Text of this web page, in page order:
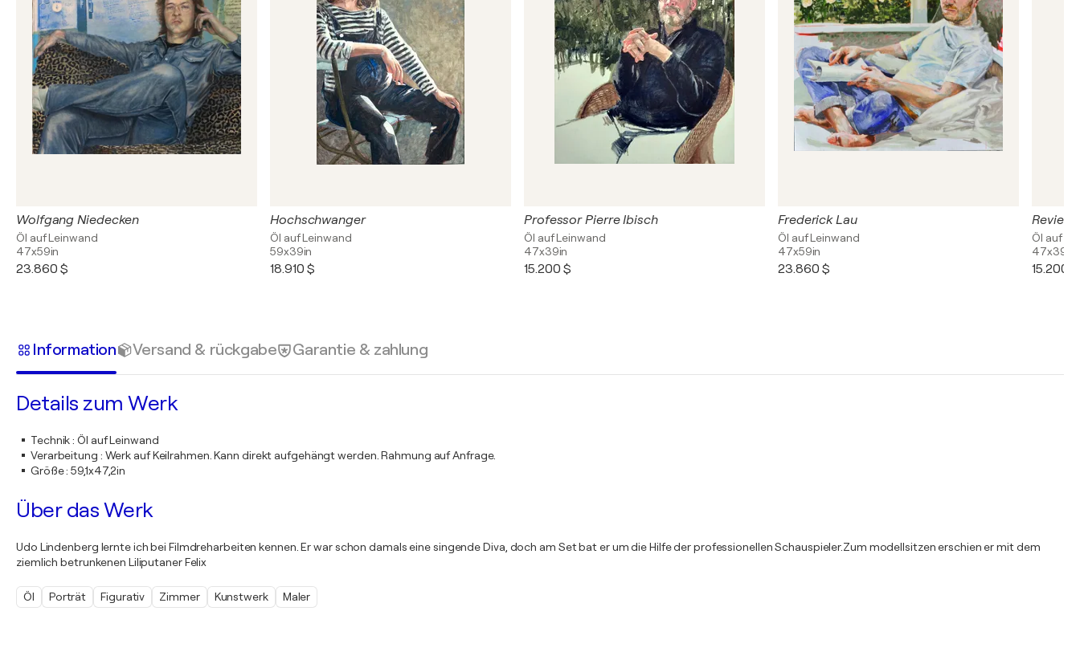
Wolfgang Niedecken
Öl auf Leinwand
47x59in
23.860 $
Hochschwanger
Öl auf Leinwand
59x39in
18.910 $
Professor Pierre Ibisch
Öl auf Leinwand
47x39in
15.200 $
Frederick Lau
Öl auf Leinwand
47x59in
23.860 $
Öl auf
47x39in
15.200 $
Information Versand & rückgabe Garantie & zahlung
Details zum Werk
Technik:Öl auf Leinwand
Verarbeitung : Werk auf Keilrahmen. Kann direkt aufgehängt werden. Rahmung auf Anfrage.
Größe:59,1x47,2in
Über das Werk
Udo Lindenberg lernte ich bei Filmdreharbeiten kennen. Er war schon damals eine singende Diva, doch am Set bat er um die Hilfe der professionellen Schauspieler.Zum modellsitzen erschien er mit dem
ziemlich betrunkenen Liliputaner Felix
Öl Porträt Figurativ Zimmer Kunstwerk Maler